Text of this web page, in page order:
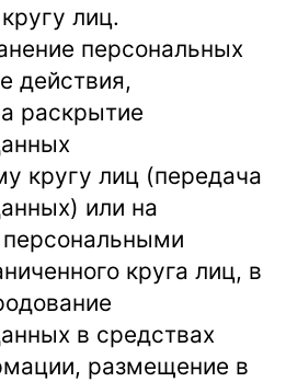
лиц.
персональных
действия,
раскрытие
кругу лиц (передача
или на
круга лиц, в
в средствах
размещение в